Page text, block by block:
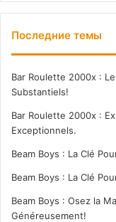
Последние темы
Bar Roulette 2000x :
Substantiels!
Bar Roulette 2000x :
Exceptionnels.
Beam Boys : La Clé
Beam Boys : La Clé
Beam Boys : Osez la
Généreusement!